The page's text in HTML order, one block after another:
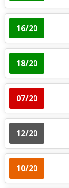
16/20
18/20
07/20
12/20
10/20